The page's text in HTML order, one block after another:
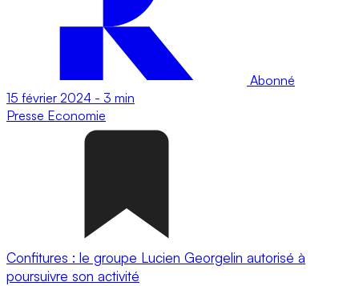
Abonné
15 février 2024 - 3 min
Presse Economie
Confitures : le groupe Lucien Georgelin autorisé à
poursuivre son activité